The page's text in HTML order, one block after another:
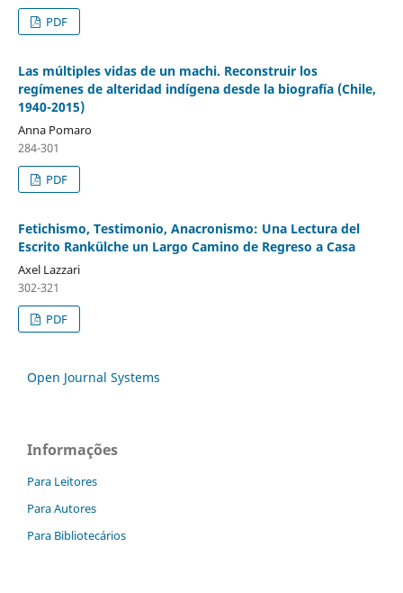
PDF
Las múltiples vidas de un machi. Reconstruir los
regímenes de alteridad indígena desde la biografía (Chile,
1940-2015)
Anna Pomaro
284-301
PDF
Fetichismo, Testimonio, Anacronismo: Una Lectura del
Escrito Rankülche un Largo Camino de Regreso a Casa
Axel Lazzari
302-321
PDF
Open Journal Systems
Informações
Para Leitores
Para Autores
Para Bibliotecários